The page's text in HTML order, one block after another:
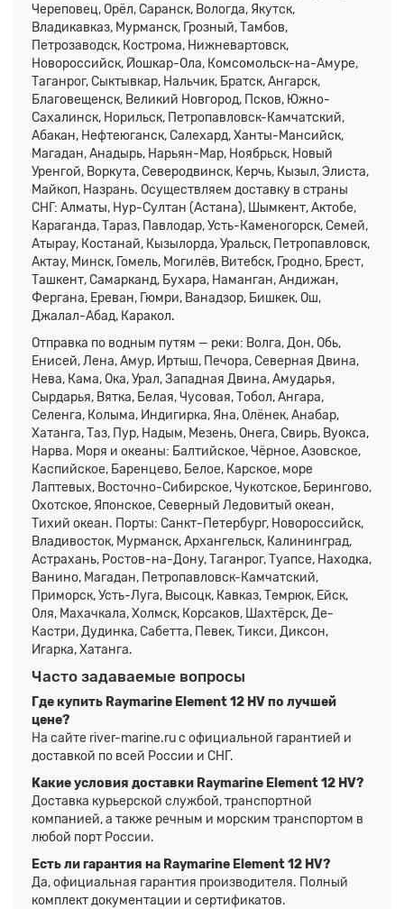
Череповец, Орёл, Саранск, Вологда, Якутск,
Владикавказ, Мурманск, Грозный, Тамбов,
Петрозаводск, Кострома, Нижневартовск,
Новороссийск, Йошкар-Ола, Комсомольск-на-Амуре,
Таганрог, Сыктывкар, Нальчик, Братск, Ангарск,
Благовещенск, Великий Новгород, Псков, Южно-
Сахалинск, Норильск, Петропавловск-Камчатский,
Абакан, Нефтеюганск, Салехард, Ханты-Мансийск,
Магадан, Анадырь, Нарьян-Мар, Ноябрьск, Новый
Уренгой, Воркута, Северодвинск, Керчь, Кызыл, Элиста,
Майкоп, Назрань. Осуществляем доставку в страны
СНГ: Алматы, Нур-Султан (Астана), Шымкент, Актобе,
Караганда, Тараз, Павлодар, Усть-Каменогорск, Семей,
Атырау, Костанай, Кызылорда, Уральск, Петропавловск,
Актау, Минск, Гомель, Могилёв, Витебск, Гродно, Брест,
Ташкент, Самарканд, Бухара, Наманган, Андижан,
Фергана, Ереван, Гюмри, Ванадзор, Бишкек, Ош,
Джалал-Абад, Каракол.
Отправка по водным путям — реки: Волга, Дон, Обь,
Енисей, Лена, Амур, Иртыш, Печора, Северная Двина,
Нева, Кама, Ока, Урал, Западная Двина, Амударья,
Сырдарья, Вятка, Белая, Чусовая, Тобол, Ангара,
Селенга, Колыма, Индигирка, Яна, Олёнек, Анабар,
Хатанга, Таз, Пур, Надым, Мезень, Онега, Свирь, Вуокса,
Нарва. Моря и океаны: Балтийское, Чёрное, Азовское,
Каспийское, Баренцево, Белое, Карское, море
Лаптевых, Восточно-Сибирское, Чукотское, Берингово,
Охотское, Японское, Северный Ледовитый океан,
Тихий океан. Порты: Санкт-Петербург, Новороссийск,
Владивосток, Мурманск, Архангельск, Калининград,
Астрахань, Ростов-на-Дону, Таганрог, Туапсе, Находка,
Ванино, Магадан, Петропавловск-Камчатский,
Приморск, Усть-Луга, Высоцк, Кавказ, Темрюк, Ейск,
Оля, Махачкала, Холмск, Корсаков, Шахтёрск, Де-
Кастри, Дудинка, Сабетта, Певек, Тикси, Диксон,
Игарка, Хатанга.
Часто задаваемые вопросы
Где купить Raymarine Element 12 HV по лучшей
цене?
На сайте river-marine.ru с официальной гарантией и
доставкой по всей России и СНГ.
Какие условия доставки Raymarine Element 12 HV?
Доставка курьерской службой, транспортной
компанией, а также речным и морским транспортом в
любой порт России.
Есть ли гарантия на Raymarine Element 12 HV?
Да, официальная гарантия производителя. Полный
комплект документации и сертификатов.